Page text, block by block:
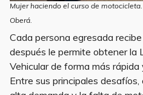
Mujer haciendo el curso de
Oberá.
Cada persona egresada
después le permite obtener la
Vehicular de forma más rápida
Entre sus principales